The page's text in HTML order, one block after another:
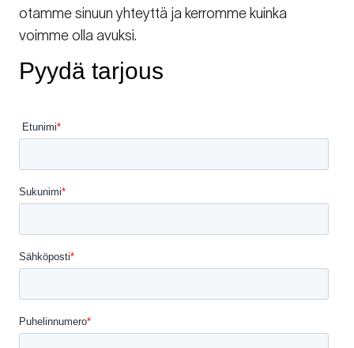
otamme sinuun yhteyttä ja kerromme kuinka
voimme olla avuksi.